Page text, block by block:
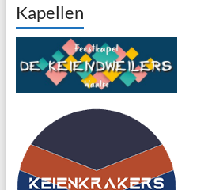
Kapellen